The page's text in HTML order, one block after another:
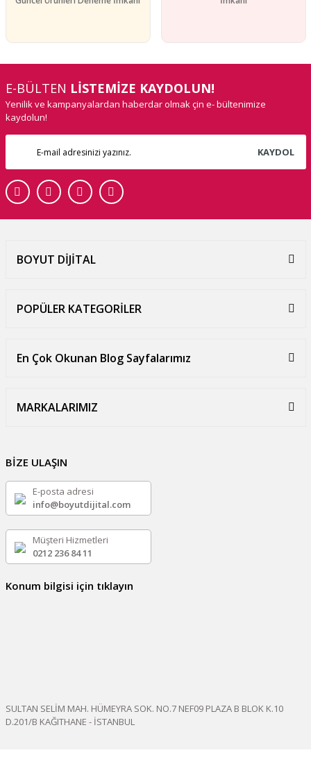
E-BÜLTEN LİSTEMİZE KAYDOLUN!
Yenilik ve kampanyalardan haberdar olmak çin e- bültenimize
kaydolun!
KAYDOL
BOYUT DİJİTAL
POPÜLER KATEGORİLER
En Çok Okunan Blog Sayfalarımız
MARKALARIMIZ
BİZE ULAŞIN
E-posta adresi
info@boyutdijital.com
Müşteri Hizmetleri
0212 236 84 11
Konum bilgisi için tıklayın
SULTAN SELİM MAH. HÜMEYRA SOK. NO.7 NEF09 PLAZA B BLOK K.10
D.201/B KAĞITHANE - İSTANBUL